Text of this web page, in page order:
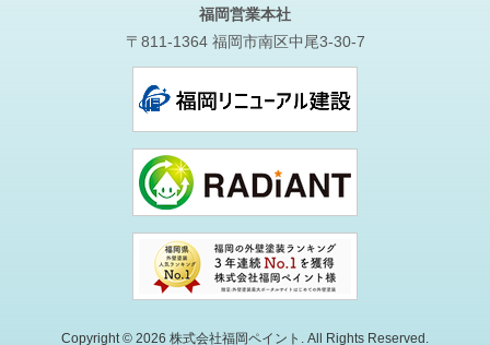
福岡営業本社
〒811-1364 福岡市南区中尾3-30-7
Copyright © 2026 株式会社福岡ペイント. All Rights Reserved.